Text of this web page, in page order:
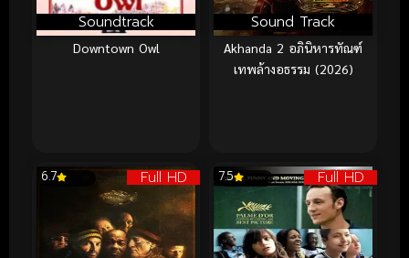
Soundtrack
Downtown Owl
Sound Track
Akhanda 2 อภินิหารทัณฑ์
เทพล้างอธรรม (2026)
Full HD
6.7 Full HD
7.5